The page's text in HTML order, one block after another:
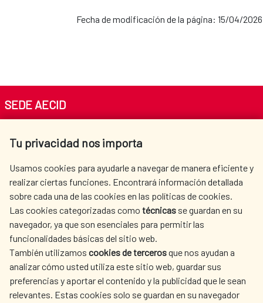
Fecha de modificación de la página: 15/04/2026
Tu privacidad nos importa
Usamos cookies para ayudarle a navegar de manera eficiente y
realizar ciertas funciones. Encontrará información detallada
sobre cada una de las cookies en las políticas de cookies.
Las cookies categorizadas como técnicas se guardan en su
navegador, ya que son esenciales para permitir las
funcionalidades básicas del sitio web.
También utilizamos cookies de tercerosque nos ayudan a
analizar cómo usted utiliza este sitio web, guardar sus
preferencias y aportar el contenido y la publicidad que le sean
relevantes. Estas cookies solo se guardan en su navegador
SEDE AECID
Tel. +34 900 20 30 54​​​​​​​
AECID
WHERE DO WE COOPERATE?
SPANISH HUMANITARIAN
ACTION
PRESS ROOM
CULTURE AND SCIENCE LIBRARY